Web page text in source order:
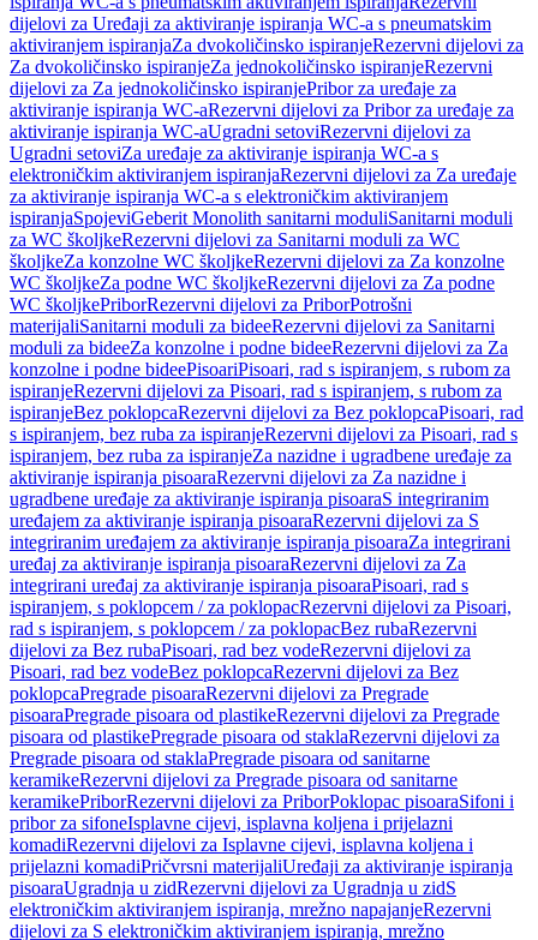
dijelovi za Uređaji za aktiviranje ispiranja WC-a s pneumatskim
aktiviranjem ispiranjaZa dvokoličinsko ispiranjeRezervni dijelovi za
Za dvokoličinsko ispiranjeZa jednokoličinsko ispiranjeRezervni
dijelovi za Za jednokoličinsko ispiranjePribor za uređaje za
aktiviranje ispiranja WC-aRezervni dijelovi za Pribor za uređaje za
aktiviranje ispiranja WC-aUgradni setoviRezervni dijelovi za
Ugradni setoviZa uređaje za aktiviranje ispiranja WC-a s
elektroničkim aktiviranjem ispiranjaRezervni dijelovi za Za uređaje
za aktiviranje ispiranja WC-a s elektroničkim aktiviranjem
ispiranjaSpojeviGeberit Monolith sanitarni moduliSanitarni moduli
za WC školjkeRezervni dijelovi za Sanitarni moduli za WC
školjkeZa konzolne WC školjkeRezervni dijelovi za Za konzolne
WC školjkeZa podne WC školjkeRezervni dijelovi za Za podne
WC školjkePriborRezervni dijelovi za PriborPotrošni
materijaliSanitarni moduli za bideeRezervni dijelovi za Sanitarni
moduli za bideeZa konzolne i podne bideeRezervni dijelovi za Za
konzolne i podne bideePisoariPisoari, rad s ispiranjem, s rubom za
ispiranjeRezervni dijelovi za Pisoari, rad s ispiranjem, s rubom za
ispiranjeBez poklopcaRezervni dijelovi za Bez poklopcaPisoari, rad
s ispiranjem, bez ruba za ispiranjeRezervni dijelovi za Pisoari, rad s
ispiranjem, bez ruba za ispiranjeZa nazidne i ugradbene uređaje za
aktiviranje ispiranja pisoaraRezervni dijelovi za Za nazidne i
ugradbene uređaje za aktiviranje ispiranja pisoaraS integriranim
uređajem za aktiviranje ispiranja pisoaraRezervni dijelovi za S
integriranim uređajem za aktiviranje ispiranja pisoaraZa integrirani
uređaj za aktiviranje ispiranja pisoaraRezervni dijelovi za Za
integrirani uređaj za aktiviranje ispiranja pisoaraPisoari, rad s
ispiranjem, s poklopcem / za poklopacRezervni dijelovi za Pisoari,
rad s ispiranjem, s poklopcem / za poklopacBez rubaRezervni
dijelovi za Bez rubaPisoari, rad bez vodeRezervni dijelovi za
Pisoari, rad bez vodeBez poklopcaRezervni dijelovi za Bez
poklopcaPregrade pisoaraRezervni dijelovi za Pregrade
pisoaraPregrade pisoara od plastikeRezervni dijelovi za Pregrade
pisoara od plastikePregrade pisoara od staklaRezervni dijelovi za
Pregrade pisoara od staklaPregrade pisoara od sanitarne
keramikeRezervni dijelovi za Pregrade pisoara od sanitarne
keramikePriborRezervni dijelovi za PriborPoklopac pisoaraSifoni i
pribor za sifoneIsplavne cijevi, isplavna koljena i prijelazni
komadiRezervni dijelovi za Isplavne cijevi, isplavna koljena i
prijelazni komadiPričvrsni materijaliUređaji za aktiviranje ispiranja
pisoaraUgradnja u zidRezervni dijelovi za Ugradnja u zidS
elektroničkim aktiviranjem ispiranja, mrežno napajanjeRezervni
dijelovi za S elektroničkim aktiviranjem ispiranja, mrežno